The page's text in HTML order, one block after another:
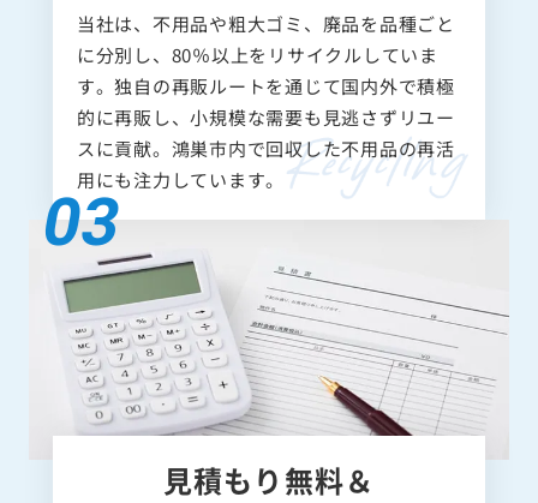
当社は、不用品や粗大ゴミ、廃品を品種ごと
に分別し、80％以上をリサイクルしていま
す。独自の再販ルートを通じて国内外で積極
的に再販し、小規模な需要も見逃さずリユー
スに貢献。鴻巣市内で回収した不用品の再活
用にも注力しています。
見積もり無料＆